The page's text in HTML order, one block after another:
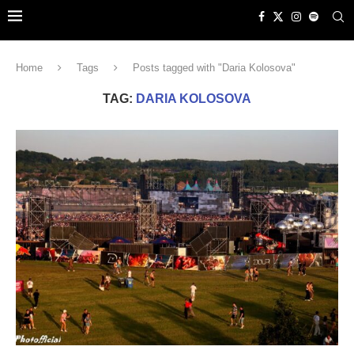
Home Tags Posts tagged with "Daria Kolosova"
TAG: DARIA KOLOSOVA